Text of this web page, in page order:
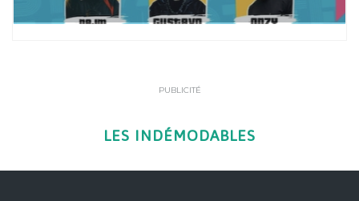
PUBLICITÉ
LES INDÉMODABLES